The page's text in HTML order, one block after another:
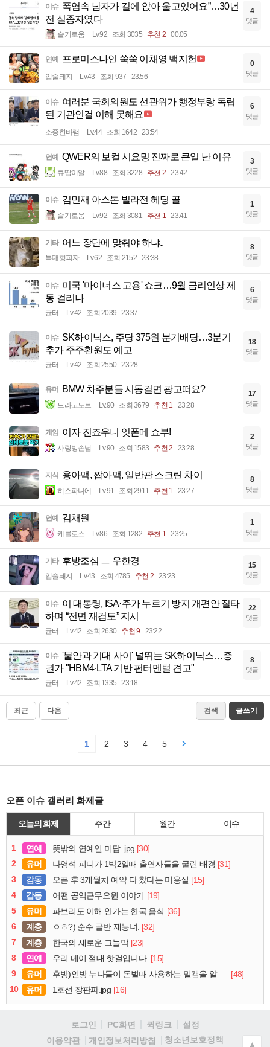
이슈 폭염속 남자가 길에 앉아 울고있어요”…30년
전 실종자였다
슬기로움 Lv.92 조회 3035 추천 2 00:05
4
댓글
연예 프로미스나인 쑥쑥 이채영 백지헌
입술돼지 Lv.43 조회 937 23:56
0
댓글
이슈 여러분 국회의원도 선관위가 행정부랑 독립
된 기관인걸 이해 못해요
소중한바램 Lv.44 조회 1642 23:54
6
댓글
연예 QWER의 보컬 시요밍 진짜로 큰일 난 이유
큐땁이알 Lv.88 조회 3228 추천 2 23:42
3
댓글
이슈 김민재 아스톤 빌라전 헤딩 골
슬기로움 Lv.92 조회 3081 추천 1 23:41
1
댓글
기타 어느 장단에 맞춰야 하냐..
특대형피자 Lv.62 조회 2152 23:38
8
댓글
이슈 미국 '마이너스 고용' 쇼크…9월 금리인상 제
동 걸리나
균터 Lv.42 조회 2039 23:37
6
댓글
이슈 SK하이닉스, 주당 375원 분기배당…3분기
추가 주주환원도 예고
균터 Lv.42 조회 2550 23:28
18
댓글
유머 BMW 차주분들 시동걸면 광고떠요?
드라고노브 Lv.90 조회 3679 추천 1 23:28
17
댓글
게임 이자 진죠우니 잇폰메 쇼부!
사랑방손님 Lv.90 조회 1583 추천 2 23:28
2
댓글
지식 용아맥, 짭아맥, 일반관 스크린 차이
히스파니에 Lv.91 조회 2911 추천 1 23:27
8
댓글
연예 김채원
케를로스 Lv.86 조회 1282 추천 1 23:25
1
댓글
기타 후방조심 ㅡ 우한경
입술돼지 Lv.43 조회 4785 추천 2 23:23
15
댓글
이슈 이 대통령, ISA·주가 누르기 방지 개편안 질타
하며 “전면 재검토” 지시
균터 Lv.42 조회 2630 추천 9 23:22
22
댓글
이슈 '불안과 기대 사이' 널뛰는 SK하이닉스…증
권가 "HBM4·LTA 기반 펀터멘털 견고"
균터 Lv.42 조회 1335 23:18
8
댓글
최근 다음 검색 글쓰기
1 2 3 4 5
오픈 이슈 갤러리 화제글
오늘의 화제 주간 월간 이슈
1 연예 뜻밖의 연예인 미담..jpg [30]
2
유머 나영석 피디가 1박2일때 출연자들을 굴린 배경 [31]
3
감동 오픈 후 3개월치 예약 다 찼다는 미용실 [15]
4
감동 어떤 공익근무요원 이야기 [19]
5
유머 파브리도 이해 안가는 한국 음식 [36]
6
계층 ㅇㅎ?) 순수 골반 재능녀. [32]
7
계층 한국의 새로운 그늘막 [23]
8
연예 우리 메이 절대 핫걸입니다. [15]
9
유머 후방)인방 누나들이 돈벌때 사용하는 밑캠을 알아보자
[48]
10
유머 1호선 장판파.jpg [16]
로그인 PC화면 퀵링크
설정
이용약관
개인정보처리방침
청소년보호정책
▲